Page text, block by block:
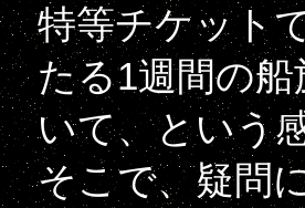
特等チケット
たる1週間の
いて、という
そこで、疑問